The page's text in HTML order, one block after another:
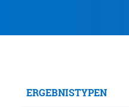
ERGEBNISTYPEN